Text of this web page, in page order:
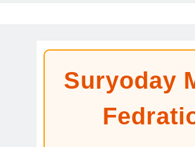
Suryoday